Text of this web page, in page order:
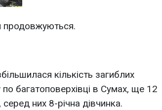
продовжуються.
кількість загиблих
по багатоповерхівці в Сумах, ще 12
них 8-річна дівчинка.